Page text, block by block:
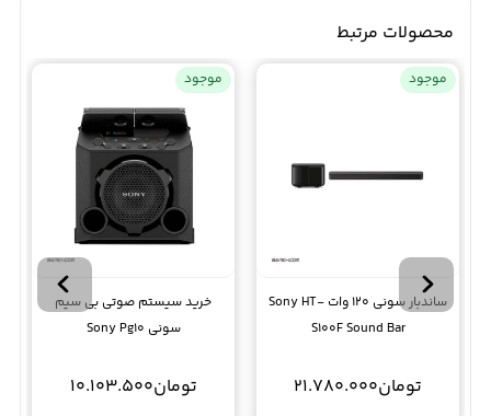
محصولات مرتبط
موجود
ساندبار سونی 120 وات Sony HT-
S100F Sound Bar
تومان21.780.000
موجود
خرید سیستم صوتی بی سیم
سونی Sony Pg10
تومان10.103.500